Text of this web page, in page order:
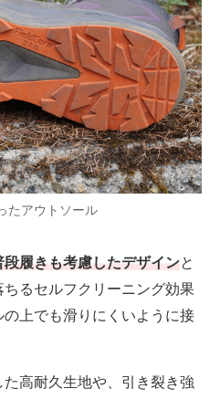
たアウトソール
履きも考慮したデザインと
るセルフクリーニング効果
上でも滑りにくいように接
高耐久生地や、引き裂き強